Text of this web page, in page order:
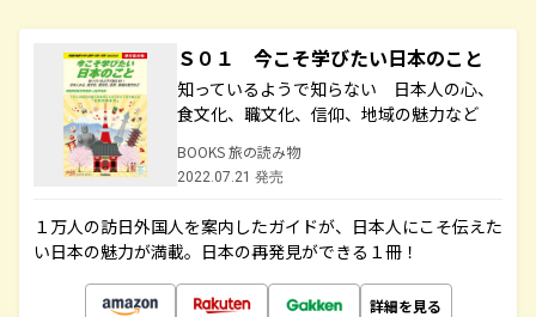
Ｓ０１ 今こそ学びたい日本のこと
知っているようで知らない 日本人の心、
食文化、職文化、信仰、地域の魅力など
BOOKS 旅の読み物
2022.07.21 発売
１万人の訪日外国人を案内したガイドが、日本人にこそ伝えた
い日本の魅力が満載。日本の再発見ができる１冊！
詳細を見る